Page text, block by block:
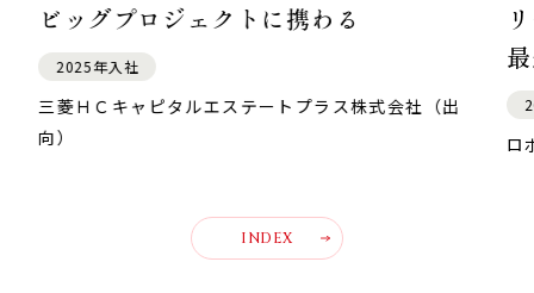
ビッグプロジェクトに携わる
2025年入社
三菱ＨＣキャピタルエステートプラス株式会社（出
向）
ロ
INDEX